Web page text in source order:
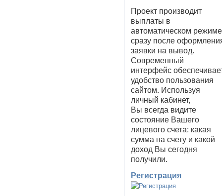
Проект производит
выплаты в
автоматическом режиме
сразу после
заявки на вывод.
Современный
интерфейс
удобство пользования
сайтом. Используя
личный кабинет,
Вы всегда видите
состояние Вашего
лицевого счета: какая
сумма на счету и какой
доход Вы сегодня
получили.
Регистрация